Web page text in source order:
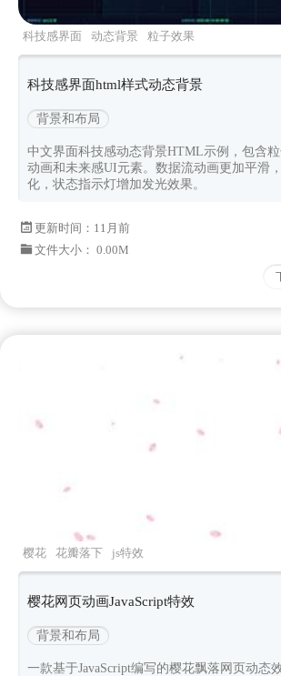
科技感界面 动态背景 粒子效果
科技感界面html样式动态背景
背景和布局
中文界面科技感动态背景HTML示例，包含
动画和未来感UI元素。数据流动画更加平滑
化，状态指示灯增加发光效果。
更新时间： 11月前
文件大小： 0.00M
樱花 花瓣落下 js特效
樱花网页动画JavaScript特效
背景和布局
一款基于JavaScript编写的樱花飘落网页动态